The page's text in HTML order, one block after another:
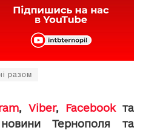
разом
, Viber, Facebookта
Тернополя та